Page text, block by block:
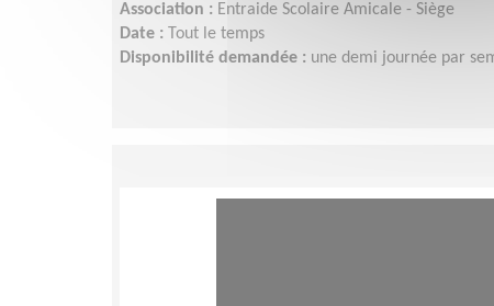
Association : Entraide Scolaire Amicale - Siège
Date :
Tout le temps
Disponibilité demandée : une demi journée par